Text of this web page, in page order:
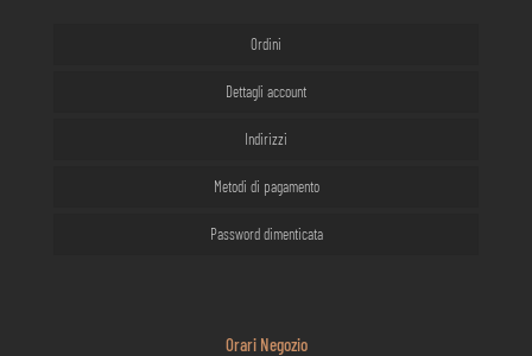
Ordini
Dettagli account
Indirizzi
Metodi di pagamento
Password dimenticata
Orari Negozio